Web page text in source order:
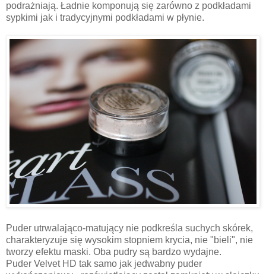
podrażniają. Ładnie komponują się zarówno z podkładami
sypkimi jak i tradycyjnymi podkładami w płynie.
Puder utrwalająco-matujący nie podkreśla suchych skórek,
charakteryzuje się wysokim stopniem krycia, nie "bieli", nie
tworzy efektu maski. Oba pudry są bardzo wydajne.
Puder Velvet HD tak samo jak jedwabny puder